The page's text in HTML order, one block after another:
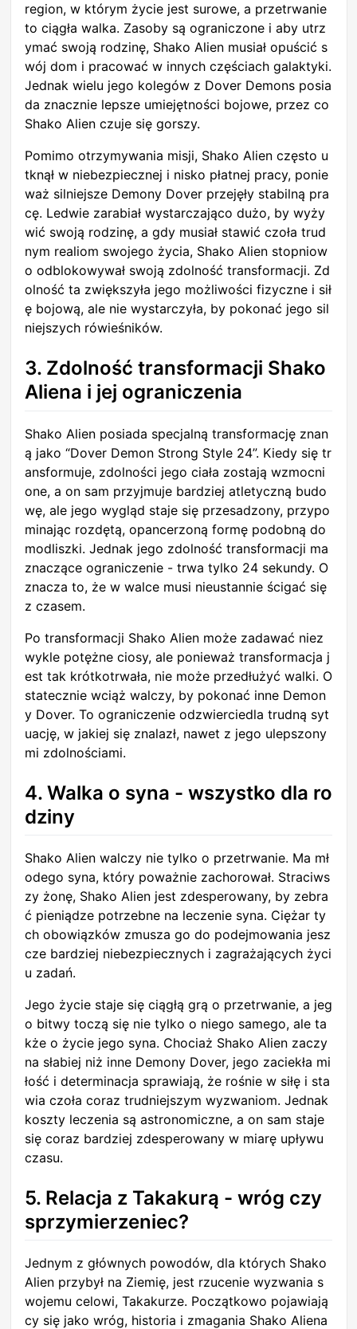
region, w którym życie jest surowe, a przetrwanie
to ciągła walka. Zasoby są ograniczone i aby utrz
ymać swoją rodzinę, Shako Alien musiał opuścić s
wój dom i pracować w innych częściach galaktyki.
Jednak wielu jego kolegów z Dover Demons posia
da znacznie lepsze umiejętności bojowe, przez co
Shako Alien czuje się gorszy.
Pomimo otrzymywania misji, Shako Alien często u
tknął w niebezpiecznej i nisko płatnej pracy, ponie
waż silniejsze Demony Dover przejęły stabilną pra
cę. Ledwie zarabiał wystarczająco dużo, by wyży
wić swoją rodzinę, a gdy musiał stawić czoła trud
nym realiom swojego życia, Shako Alien stopniow
o odblokowywał swoją zdolność transformacji. Zd
olność ta zwiększyła jego możliwości fizyczne i sił
ę bojową, ale nie wystarczyła, by pokonać jego sil
niejszych rówieśników.
3. Zdolność transformacji Shako
Aliena i jej ograniczenia
Shako Alien posiada specjalną transformację znan
ą jako “Dover Demon Strong Style 24”. Kiedy się tr
ansformuje, zdolności jego ciała zostają wzmocni
one, a on sam przyjmuje bardziej atletyczną budo
wę, ale jego wygląd staje się przesadzony, przypo
minając rozdętą, opancerzoną formę podobną do
modliszki. Jednak jego zdolność transformacji ma
znaczące ograniczenie - trwa tylko 24 sekundy. O
znacza to, że w walce musi nieustannie ścigać się
z czasem.
Po transformacji Shako Alien może zadawać niez
wykle potężne ciosy, ale ponieważ transformacja j
est tak krótkotrwała, nie może przedłużyć walki. O
statecznie wciąż walczy, by pokonać inne Demon
y Dover. To ograniczenie odzwierciedla trudną syt
uację, w jakiej się znalazł, nawet z jego ulepszony
mi zdolnościami.
4. Walka o syna - wszystko dla ro
dziny
Shako Alien walczy nie tylko o przetrwanie. Ma mł
odego syna, który poważnie zachorował. Straciws
zy żonę, Shako Alien jest zdesperowany, by zebra
ć pieniądze potrzebne na leczenie syna. Ciężar ty
ch obowiązków zmusza go do podejmowania jesz
cze bardziej niebezpiecznych i zagrażających życi
u zadań.
Jego życie staje się ciągłą grą o przetrwanie, a jeg
o bitwy toczą się nie tylko o niego samego, ale ta
kże o życie jego syna. Chociaż Shako Alien zaczy
na słabiej niż inne Demony Dover, jego zaciekła mi
łość i determinacja sprawiają, że rośnie w siłę i sta
wia czoła coraz trudniejszym wyzwaniom. Jednak
koszty leczenia są astronomiczne, a on sam staje
się coraz bardziej zdesperowany w miarę upływu
czasu.
5. Relacja z Takakurą - wróg czy
sprzymierzeniec?
Jednym z głównych powodów, dla których Shako
Alien przybył na Ziemię, jest rzucenie wyzwania s
wojemu celowi, Takakurze. Początkowo pojawiają
cy się jako wróg, historia i zmagania Shako Aliena